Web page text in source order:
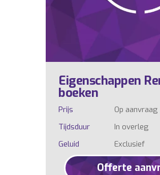
Eigenschappen
boeken
Prijs
Op aanvraag
Tijdsduur
In overleg
Geluid
Exclusief
Offerte